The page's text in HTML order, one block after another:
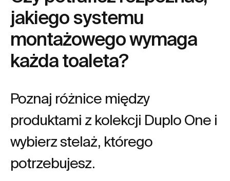
jakiego systemu
montażowego wymaga
każda toaleta?
Poznaj różnice między
produktami z kolekcji Duplo One i
wybierz stelaż, którego
potrzebujesz.